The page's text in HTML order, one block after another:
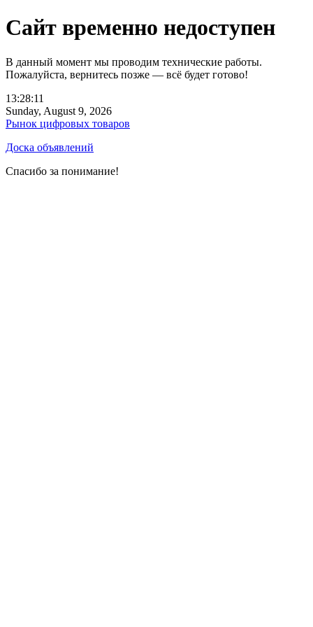
Сайт временно недоступен
В данный момент мы проводим технические работы.
Пожалуйста, вернитесь позже — всё будет готово!
13:28:11
Sunday, August 9, 2026
Рынок цифровых товаров
Доска объявлений
Спасибо за понимание!